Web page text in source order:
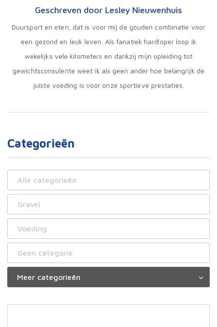
Categorieën
Alle categorieën
Gravel
Voeding
Geen categorie
Geschreven door Lesley Nieuwenhuis
Duursport en eten, dat is voor mij de gouden combinatie voor
een gezond en leuk leven. Als fanatiek hardloper loop ik
wekelijks vele kilometers en dankzij mijn opleiding tot
gewichtsconsulente weet ik als geen ander hoe belangrijk de
juiste voeding is voor onze sportieve prestaties.